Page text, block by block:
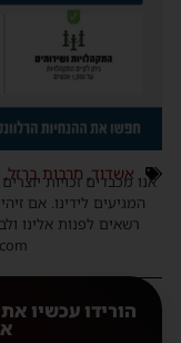
אשדוד, חרבות ברזל,
אנו מכבדים זכויות
המגיעים לידינו. אם
רשאים לפנות אלינו
הורידו עכשיו